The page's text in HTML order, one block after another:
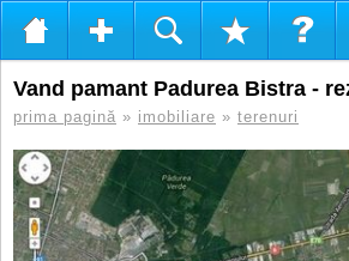
Vand pamant Padurea Bistra -
prima pagină » imobiliare » terenuri